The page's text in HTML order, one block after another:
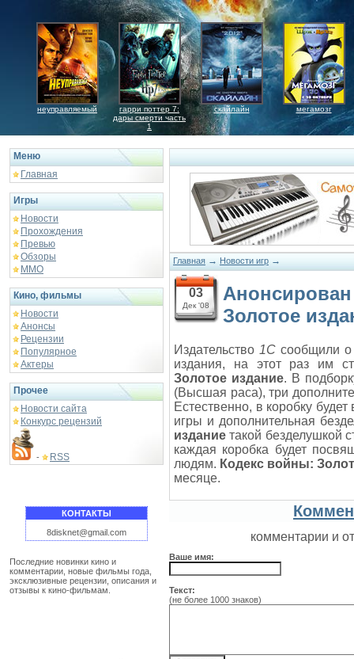
неуправляемый
гарри поттер 7:
дары смерти часть
1
скайлайн мегамозг
Меню
Главная
Игры
Новости
Прохождения
Превью
Обзоры
ММО
Кино, фильмы
Новости
Анонсы
Рецензии
Популярное
Актеры
Прочее
Новости сайта
Конкурс рецензий
- RSS
КОНТАКТЫ
8disknet@gmail.com
Последние новинки кино и
комментарии, новые фильмы года,
эксклюзивные рецензии, описания и
отзывы к кино-фильмам.
Главная → Новости игр →
03
Дек '08
Золотое
Издательство 1Ссообщили о
издания, на этот раз им
Золотое издание. В
(Высшая раса), три
Естественно, в коробку
игры и дополнительная
издание такой безделушкой
каждая коробка будет
людям. Кодекс войны:
месяце.
комментарии и
Ваше имя:
Текст:
(не более 1000 знаков)